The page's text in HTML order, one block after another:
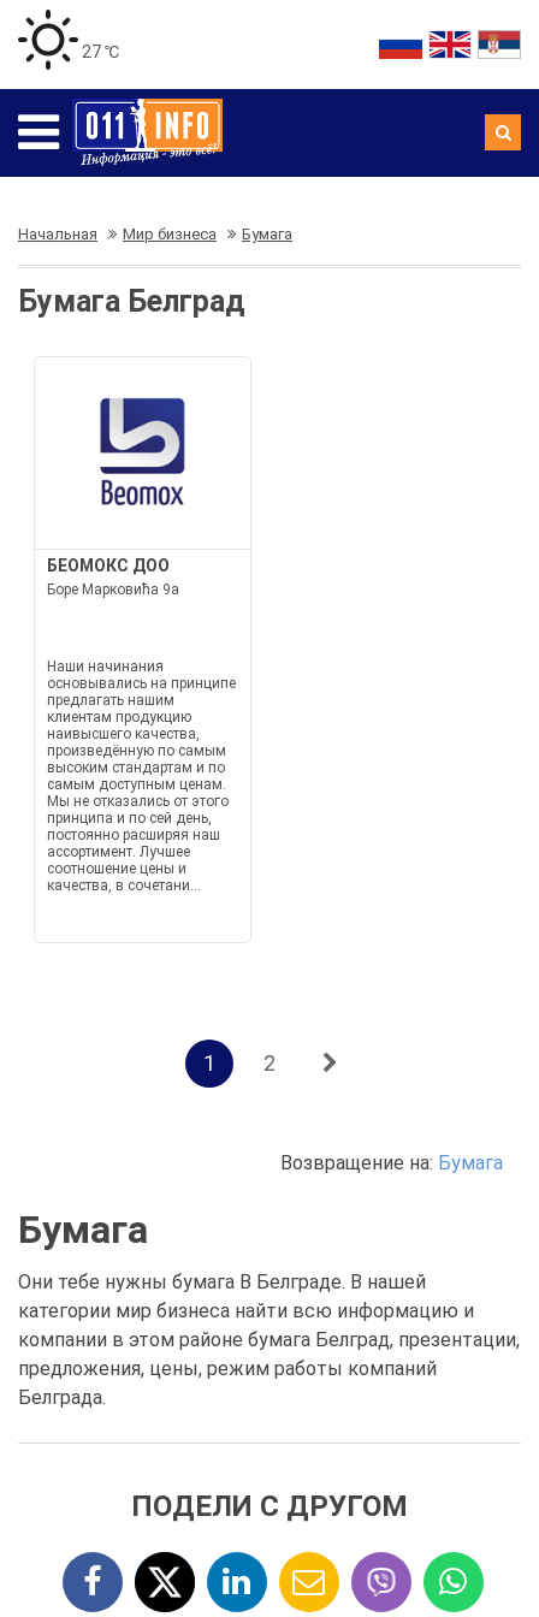
27 ℃
Начальная Мир бизнеса Бумага
Бумага Белград
БЕОМОКС ДОО
Боре Марковића 9а
Наши начинания
основывались на принципе
предлагать нашим
клиентам продукцию
наивысшего качества,
произведённую по самым
высоким стандартам и по
самым доступным ценам.
Мы не отказались от этого
принципа и по сей день,
постоянно расширяя наш
ассортимент. Лучшее
соотношение цены и
качества, в сочетани...
1 2
Возвращение на: Бумага
Бумага
Они тебе нужны бумага В Белграде. В нашей
категории мир бизнеса найти всю информацию и
компании в этом районе бумага Белград, презентации,
предложения, цены, режим работы компаний
Белграда.
ПОДЕЛИ С ДРУГОМ